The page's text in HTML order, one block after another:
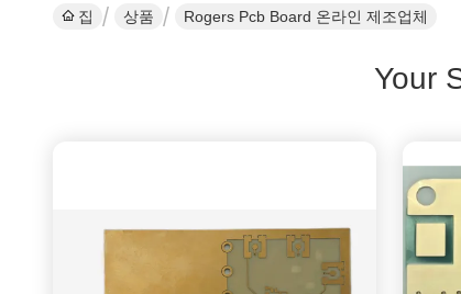
집 상품 Rogers Pcb Board 온라인 제조업체
Your